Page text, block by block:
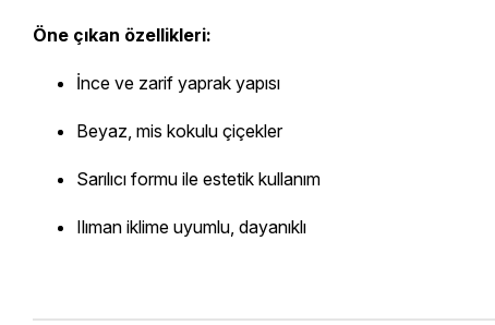
Öne çıkan özellikleri:
İnce ve zarif yaprak yapısı
Beyaz, mis kokulu çiçekler
Sarılıcı formu ile estetik kullanım
Ilıman iklime uyumlu, dayanıklı